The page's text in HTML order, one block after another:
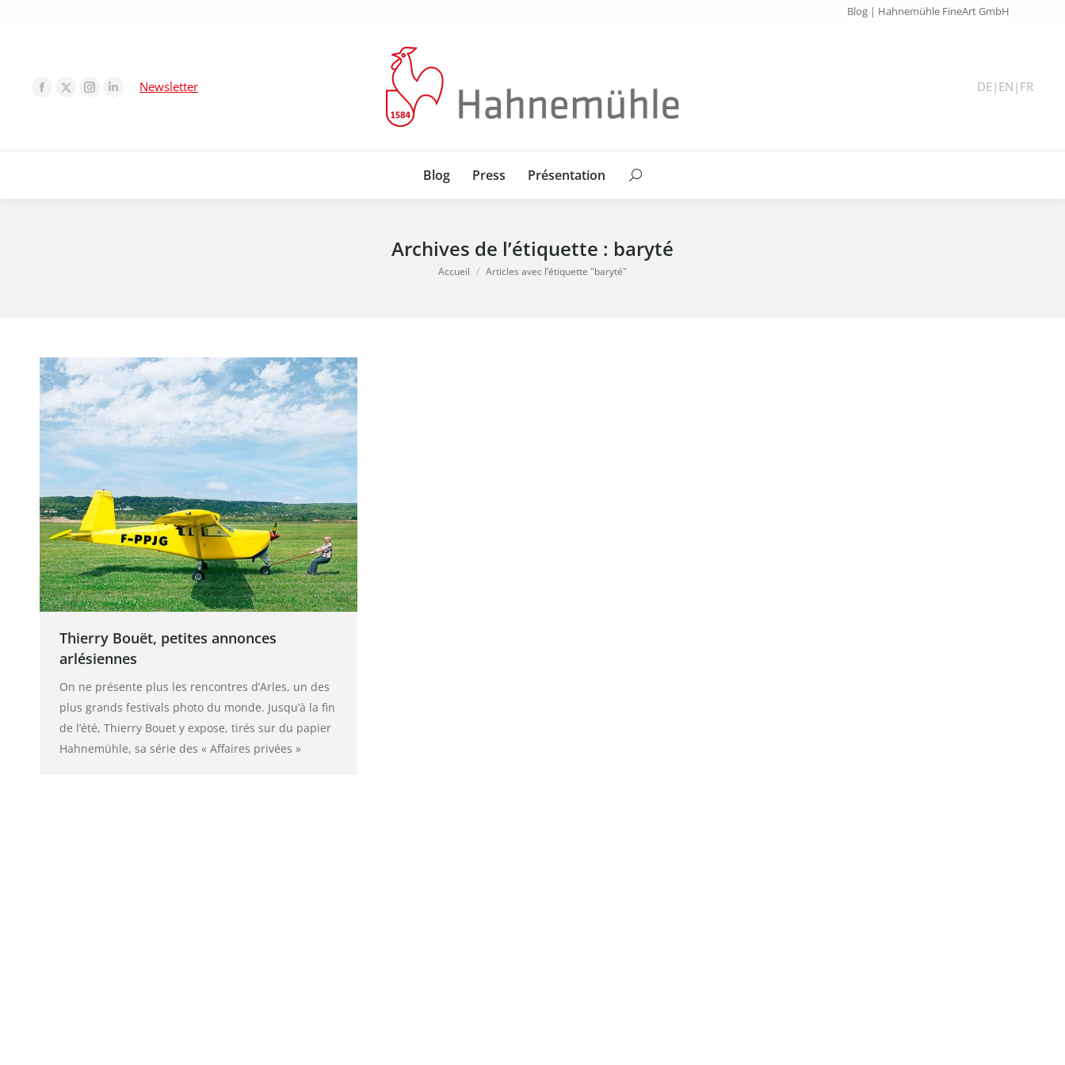
Blog | Hahnemühle FineArt GmbH
Newsletter DE| EN | FR
Blog Press Présentation Search:
Archives de l’étiquette : baryté
Vous êtes ici :
Accueil Articles avec l’étiquette "baryté"
Thierry Bouët, petites annonces
arlésiennes
On ne présente plus les rencontres d’Arles, un des
plus grands festivals photo du monde. Jusqu’à la fin
de l’été, Thierry Bouet y expose, tirés sur du papier
Hahnemühle, sa série des « Affaires privées »